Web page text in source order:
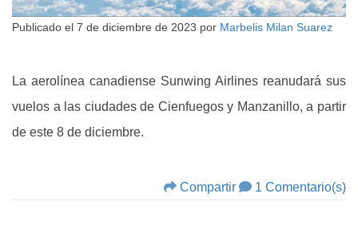
Publicado el 7 de diciembre de 2023 por Marbelis Milan Suarez
La aerolínea canadiense Sunwing Airlines reanudará sus
vuelos a las ciudades de Cienfuegos y Manzanillo, a partir
de este 8 de diciembre.
Compartir 1 Comentario(s)